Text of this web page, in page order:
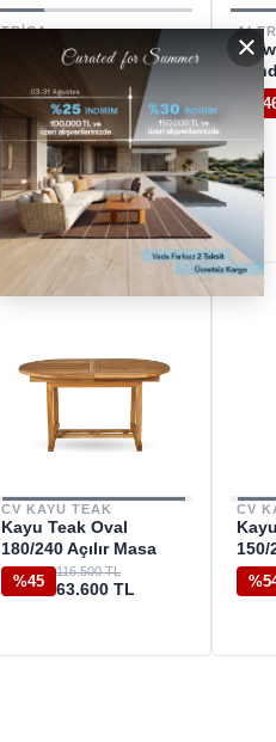
TRICA
Ted Örgülü White Kollu
Sandalye
%41
25.550 TL
15.080 TL
CV KAYU TEAK
Kayu Teak Oval
180/240 Açılır Masa
%45
116.500 TL
63.600 TL
CV
150/
×